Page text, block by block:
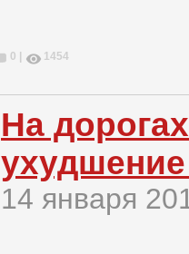
0 | 1454
На
14 января